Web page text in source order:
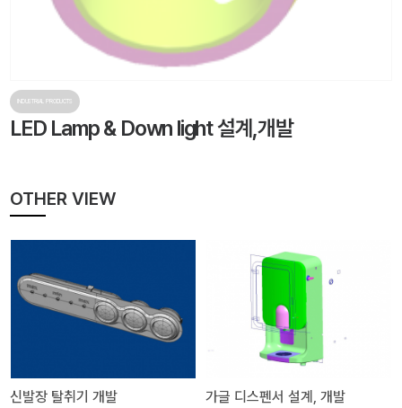
INDUSTRIAL PRODUCTS
LED Lamp & Down light 설계,개발
OTHER VIEW
신발장 탈취기 개발 가글 디스펜서 설계, 개발